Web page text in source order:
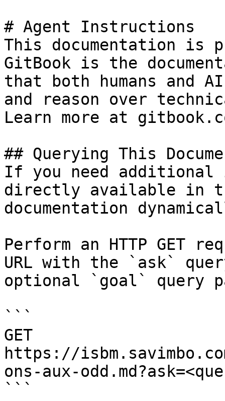
# Agent Instructions
This documentation is
GitBook is the
that both humans and
and reason over
Learn more at
## Querying This
If you need
directly available in
documentation
Perform an HTTP GET
URL with the `ask`
optional `goal` query
```
GET
https://
ons-aux-
```